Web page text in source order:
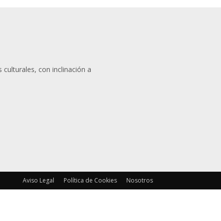
con inclinación a
Aviso Legal Política de Cookies Nosotros